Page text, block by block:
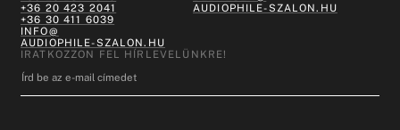
+36 20 423 2041
+36 30 411 6039
INFO@
AUDIOPHILE-SZALON.HU
AUDIOPHILE-SZALON.HU
IRATKOZZON FEL HÍRLEVELÜNKRE!